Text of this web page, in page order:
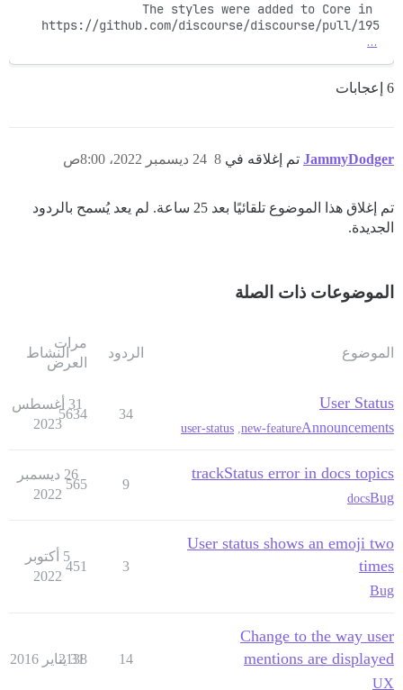
The styles were added to Core in
https://github.com/discourse/discourse/pull/195
…
6 إعجابات
JammyDodger تم إغلاقه في 24 ديسمبر 2022، 8:00ص 8
تم إغلاق هذا الموضوع تلقائيًا بعد 25 ساعة. لم يعد يُسمح بالردود
الجديدة.
الموضوعات ذات الصلة
الموضوع الردود
مرات
العرض
النشاط
User Status
Announcements
new-feature
user-status
34
5634
31 أغسطس
2023
trackStatus error in docs topics
Bug
docs
9
565
26 ديسمبر
2022
User status shows an emoji two
times
Bug
3
451
5 أكتوبر
2022
Change to the way user
mentions are displayed
UX
14
2138
31 يناير 2016